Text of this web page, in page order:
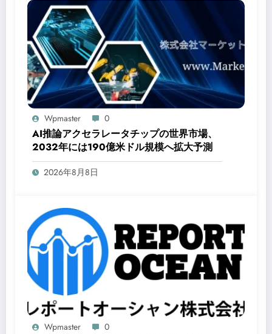
Wpmaster 0
AI推論アクセラレータチップの世界市場、
2032年には190億米ドル規模へ拡大予測
2026年8月8日
Wpmaster 0